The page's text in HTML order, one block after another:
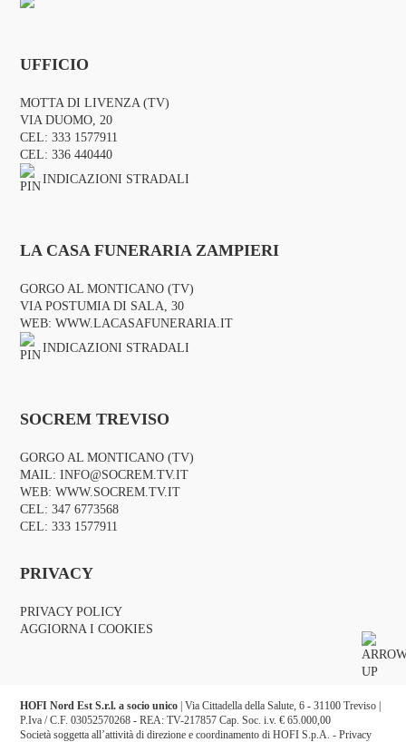
UFFICIO
MOTTA DI LIVENZA (TV)
VIA DUOMO, 20
CEL:333 1577911
CEL:336 440440
INDICAZIONI STRADALI
LA CASA FUNERARIA ZAMPIERI
GORGO AL MONTICANO (TV)
VIA POSTUMIA DI SALA, 30
WEB:WWW.LACASAFUNERARIA.IT
INDICAZIONI STRADALI
SOCREM TREVISO
GORGO AL MONTICANO (TV)
MAIL:INFO@SOCREM.TV.IT
WEB:WWW.SOCREM.TV.IT
CEL:347 6773568
CEL:333 1577911
PRIVACY
PRIVACY POLICY
AGGIORNA I COOKIES
HOFI Nord Est S.r.l. a socio unico | Via Cittadella della Salute, 6 - 31100 Treviso |
P.Iva / C.F. 03052570268 - REA: TV-217857 Cap. Soc. i.v. € 65.000,00
Società soggetta all’attività di direzione e coordinamento di HOFI S.p.A. -Privacy